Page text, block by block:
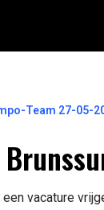
Team 27-05-
vacature